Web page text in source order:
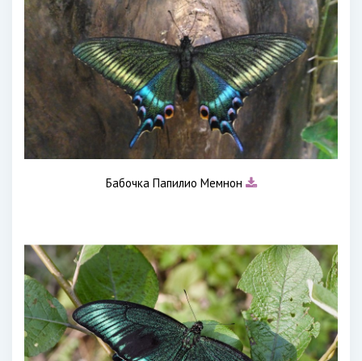
Бабочка Папилио Мемнон